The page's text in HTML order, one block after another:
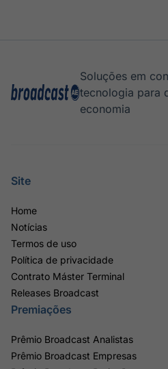
Soluções em
tecnologia para
economia
Site
Home
Notícias
Termos de uso
Política de privacidade
Contrato Máster Terminal
Releases Broadcast
Premiações
Prêmio Broadcast Analistas
Prêmio Broadcast Empresas